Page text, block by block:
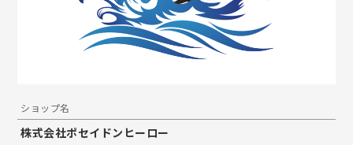
ショップ名
株式会社ポセイドンヒーロー